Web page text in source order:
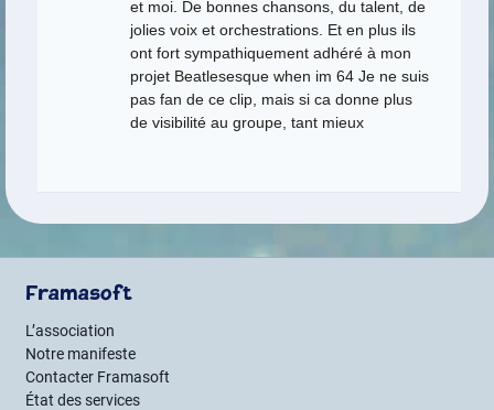
et moi. De bonnes chansons, du talent, de
jolies voix et orchestrations. Et en plus ils
ont fort sympathiquement adhéré à mon
projet Beatlesesque when im 64 Je ne suis
pas fan de ce clip, mais si ca donne plus
de visibilité au groupe, tant mieux
Framasoft
L’association
Notre manifeste
Contacter Framasoft
État des services